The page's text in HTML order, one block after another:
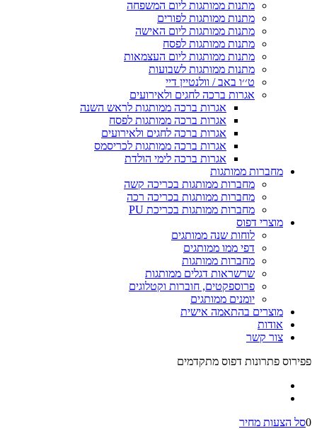
מתנות ממותגות ליום המשפחה
מתנות ממותגות לפורים
מתנות ממותגות ליום האישה
מתנות ממותגות לפסח
מתנות ממותגות ליום העצמאות
מתנות ממותגות לשבועות
ט׳׳ו באב / וולנטיין דיי
אגרות ברכה לחגים ולאירועים
אגרות ברכה ממותגות לראש השנה
אגרות ברכה ממותגות לפסח
אגרות ברכה לחגים ולאירועים
אגרות ברכה ממותגות לכריסמס
אגרות ברכה לימי הולדת
מחברות ממותגות
מחברות ממותגות בכריכה קשה
מחברות ממותגות בכריכה רכה
מחברות ממותגות בכריכת PU
מוצרי דפוס
לוחות שנה ממותגים
דפי ממו ממותגים
מחברות ממותגות
שרשראות דגלים ממותגות
פרוספקטים, חוברות וקטלוגים
יומנים ממותגים
מוצרים בהתאמה אישית
אודות
צור קשר
פפירוס פתרונות דפוס מתקדמים
0סל הצעות מחיר